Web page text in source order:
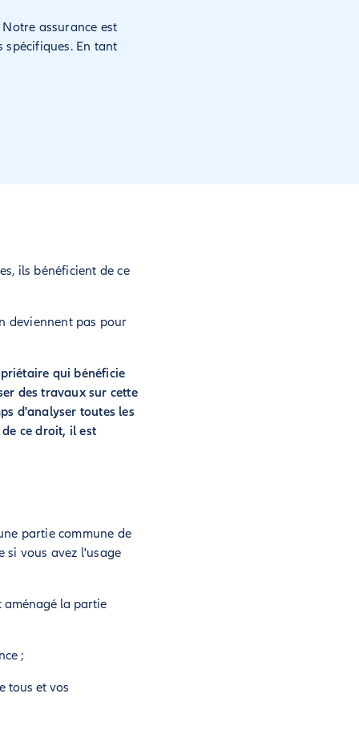
assurance est
En tant
ils bénéficient de ce
deviennent pas pour
qui bénéficie
des travaux sur cette
d'analyser toutes les
ce droit, il est
partie commune de
si vous avez l'usage
aménagé la partie
;
tous et vos